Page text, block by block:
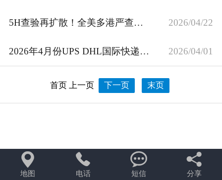
5H查验再扩散！全美多港严查升级，滞港退运风险飙升 2026/04/22
2026年4月份UPS DHL国际快递燃油费 2026/04/01
首页 上一页 下一页 末页

地图

电话

短信

分享